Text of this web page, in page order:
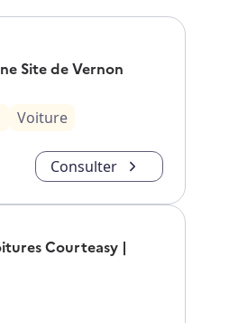
Site de Vernon
Voiture
Consulter
Courteasy |